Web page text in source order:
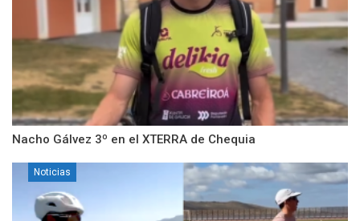
Nacho Gálvez 3º en el XTERRA de Chequia
Noticias